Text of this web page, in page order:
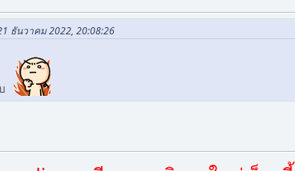
ธันวาคม 2022, 20:08:26